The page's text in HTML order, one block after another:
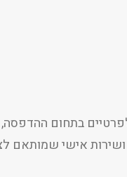
בתחום ההדפסה,
ושירות אישי שמותאם